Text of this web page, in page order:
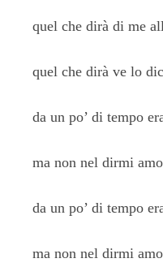
quel che dirà di me
quel che dirà ve lo
da un po’ di tempo
ma non nel dirmi
da un po’ di tempo
ma non nel dirmi